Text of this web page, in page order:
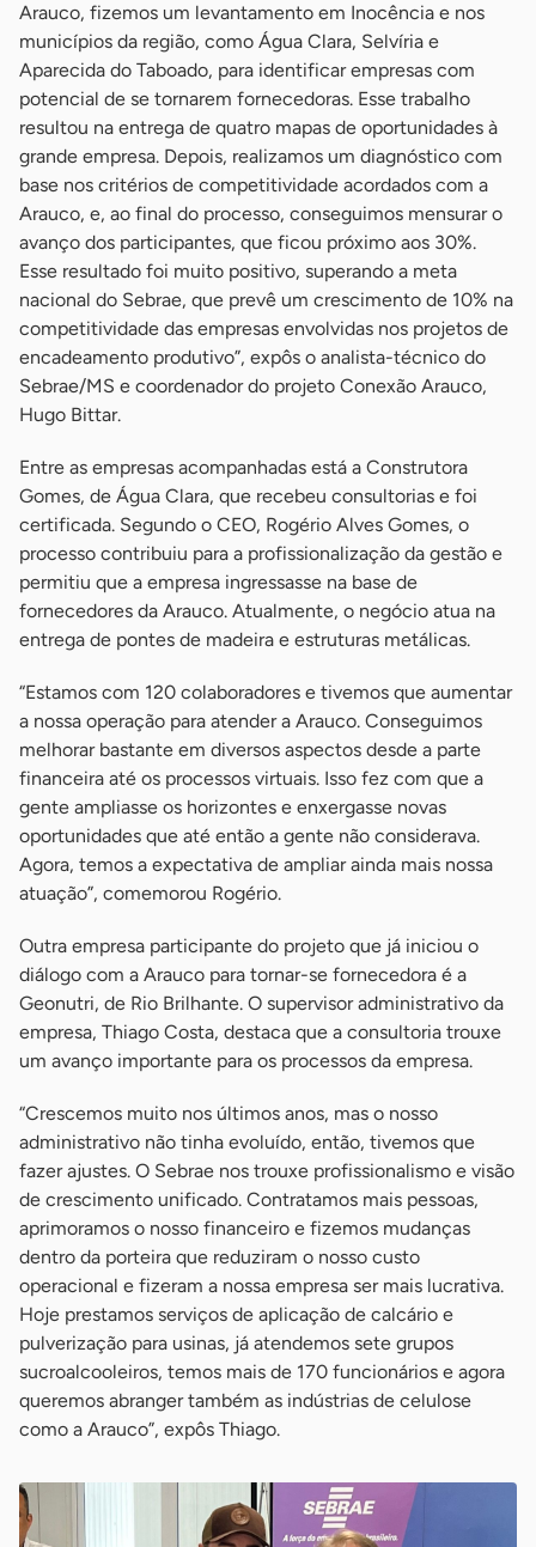
Arauco, fizemos um levantamento em Inocência e nos
municípios da região, como Água Clara, Selvíria e
Aparecida do Taboado, para identificar empresas com
potencial de se tornarem fornecedoras. Esse trabalho
resultou na entrega de quatro mapas de oportunidades à
grande empresa. Depois, realizamos um diagnóstico com
base nos critérios de competitividade acordados com a
Arauco, e, ao final do processo, conseguimos mensurar o
avanço dos participantes, que ficou próximo aos 30%.
Esse resultado foi muito positivo, superando a meta
nacional do Sebrae, que prevê um crescimento de 10% na
competitividade das empresas envolvidas nos projetos de
encadeamento produtivo”, expôs o analista-técnico do
Sebrae/MS e coordenador do projeto Conexão Arauco,
Hugo Bittar.
Entre as empresas acompanhadas está a Construtora
Gomes, de Água Clara, que recebeu consultorias e foi
certificada. Segundo o CEO, Rogério Alves Gomes, o
processo contribuiu para a profissionalização da gestão e
permitiu que a empresa ingressasse na base de
fornecedores da Arauco. Atualmente, o negócio atua na
entrega de pontes de madeira e estruturas metálicas.
“Estamos com 120 colaboradores e tivemos que aumentar
a nossa operação para atender a Arauco. Conseguimos
melhorar bastante em diversos aspectos desde a parte
financeira até os processos virtuais. Isso fez com que a
gente ampliasse os horizontes e enxergasse novas
oportunidades que até então a gente não considerava.
Agora, temos a expectativa de ampliar ainda mais nossa
atuação”, comemorou Rogério.
Outra empresa participante do projeto que já iniciou o
diálogo com a Arauco para tornar-se fornecedora é a
Geonutri, de Rio Brilhante. O supervisor administrativo da
empresa, Thiago Costa, destaca que a consultoria trouxe
um avanço importante para os processos da empresa.
“Crescemos muito nos últimos anos, mas o nosso
administrativo não tinha evoluído, então, tivemos que
fazer ajustes. O Sebrae nos trouxe profissionalismo e visão
de crescimento unificado. Contratamos mais pessoas,
aprimoramos o nosso financeiro e fizemos mudanças
dentro da porteira que reduziram o nosso custo
operacional e fizeram a nossa empresa ser mais lucrativa.
Hoje prestamos serviços de aplicação de calcário e
pulverização para usinas, já atendemos sete grupos
sucroalcooleiros, temos mais de 170 funcionários e agora
queremos abranger também as indústrias de celulose
como a Arauco”, expôs Thiago.